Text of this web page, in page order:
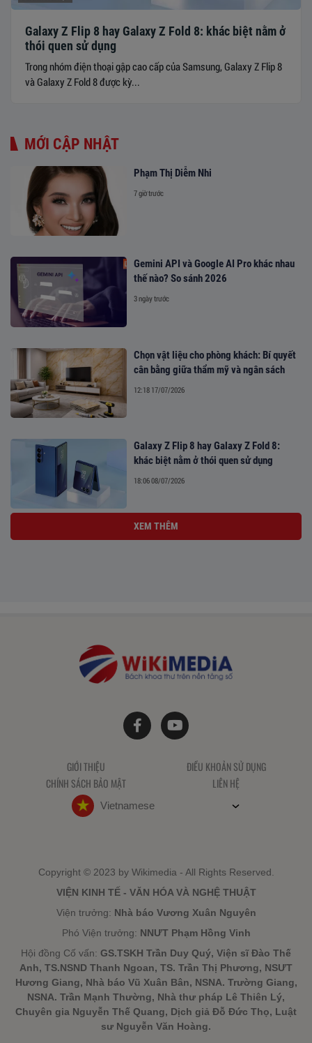
Galaxy Z Flip 8 hay Galaxy Z Fold 8: khác biệt nằm ở
thói quen sử dụng
Trong nhóm điện thoại gập cao cấp của Samsung, Galaxy Z Flip 8
và Galaxy Z Fold 8 được kỳ...
MỚI CẬP NHẬT
Phạm Thị Diễm Nhi
7 giờ trước
Gemini API và Google AI Pro khác nhau
thế nào? So sánh 2026
3 ngày trước
Chọn vật liệu cho phòng khách: Bí quyết
cân bằng giữa thẩm mỹ và ngân sách
12:18 17/07/2026
Galaxy Z Flip 8 hay Galaxy Z Fold 8:
khác biệt nằm ở thói quen sử dụng
18:06 08/07/2026
XEM THÊM
GIỚI THIỆU
ĐIỀU KHOẢN SỬ DỤNG
CHÍNH SÁCH BẢO MẬT
LIÊN HỆ
Vietnamese
Copyright © 2023 by Wikimedia - All Rights Reserved.
VIỆN KINH TẾ - VĂN HÓA VÀ NGHỆ THUẬT
Viện trưởng: Nhà báo Vương Xuân Nguyên
Phó Viện trưởng: NNƯT Phạm Hồng Vinh
Hội đồng Cố vấn: GS.TSKH Trần Duy Quý, Viện sĩ Đào Thế
Anh, TS.NSND Thanh Ngoan, TS. Trần Thị Phương, NSƯT
Hương Giang, Nhà báo Vũ Xuân Bân, NSNA. Trường Giang,
NSNA. Trần Mạnh Thường, Nhà thư pháp Lê Thiên Lý,
Chuyên gia Nguyễn Thế Quang, Dịch giả Đỗ Đức Thọ, Luật
sư Nguyễn Văn Hoàng.